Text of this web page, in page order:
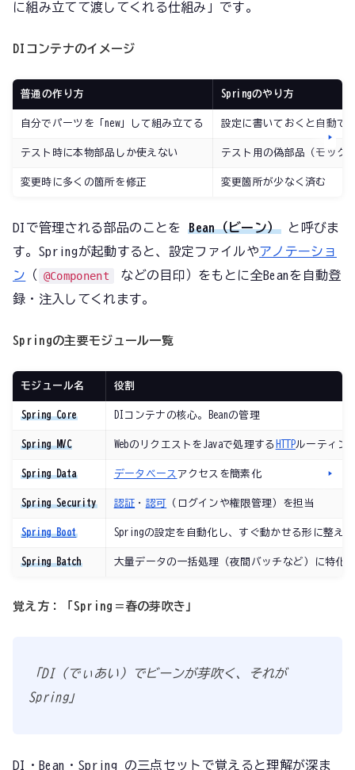
に組み立てて渡してくれる仕組み」です。
DIコンテナのイメージ
普通の作り方 Springのやり方
自分でパーツを「new」して組み立てる 設定に書いておくと自動で
テスト時に本物部品しか使えない テスト用の偽部品（モック
変更時に多くの箇所を修正 変更箇所が少なく済む
DIで管理される部品のことを Bean（ビーン）と呼びま
す。Springが起動すると、設定ファイルやアノテーショ
ン （ @Component
などの目印）をもとに全Beanを自動登
録・注入してくれます。
Springの主要モジュール一覧
モジュール名 役割
Spring Core DIコンテナの核心。Beanの管理
Spring MVC WebのリクエストをJavaで処理する HTTPルーティン
Spring Data データベース アクセスを簡素化
Spring Security 認証 ・ 認可 （ログインや権限管理）を担当
Spring Boot Springの設定を自動化し、すぐ動かせる形に整え
Spring Batch 大量データの一括処理（夜間バッチなど）に特化
覚え方：「Spring＝春の芽吹き」
「DI（でぃあい）でビーンが芽吹く、それが
Spring」
DI・Bean・Spring の三点セットで覚えると理解が深ま